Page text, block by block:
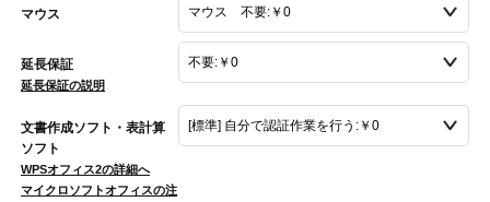
マウス
延長保証
延長保証の説明
文書作成ソフト・表計算
ソフト
WPSオフィス2の詳細へ
マイクロソフトオフィスの注